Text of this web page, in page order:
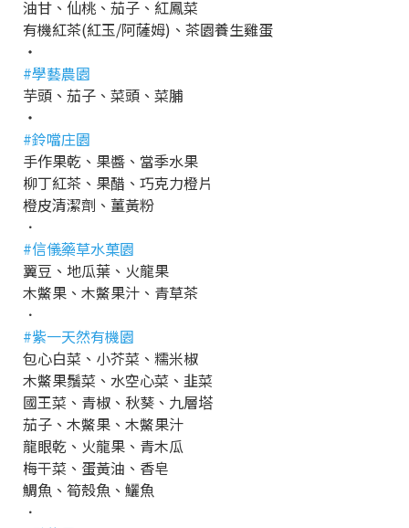
油甘、仙桃、茄子、紅鳳菜
有機紅茶(紅玉/阿薩姆)、茶園養生雞蛋
・
#學藝農園
芋頭、茄子、菜頭、菜脯
・
#鈴噹庄園
手作果乾、果醬、當季水果
柳丁紅茶、果醋、巧克力橙片
橙皮清潔劑、薑黃粉
．
#信儀藥草水菓園
翼豆、地瓜葉、火龍果
木鱉果、木鱉果汁、青草茶
．
#紫一天然有機園
包心白菜、小芥菜、糯米椒
木鱉果鬚菜、水空心菜、韭菜
國王菜、青椒、秋葵、九層塔
茄子、木鱉果、木鱉果汁
龍眼乾、火龍果、青木瓜
梅干菜、蛋黃油、香皂
鯛魚、筍殼魚、鱺魚
．